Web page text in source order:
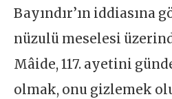
Bayındır’ın iddiasına
nüzulü meselesi
Mâide, 117. ayetini
olmak, onu gizlemek